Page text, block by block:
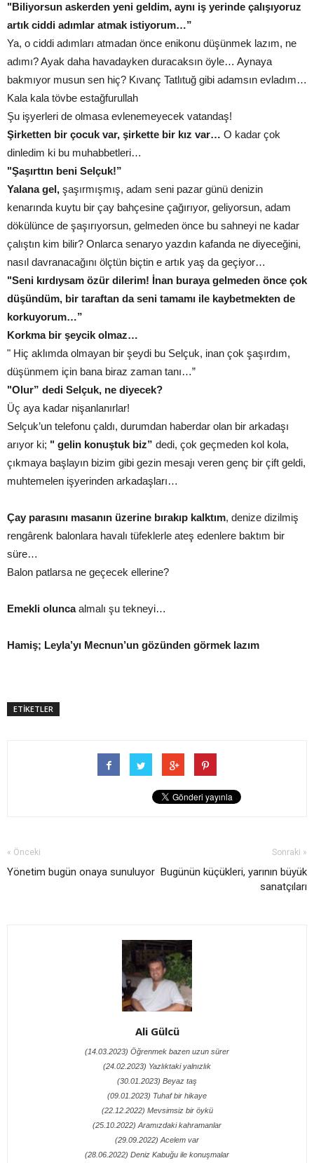
"Biliyorsun askerden yeni geldim, aynı iş yerinde çalışıyoruz
artık ciddi adımlar atmak istiyorum…”
Ya, o ciddi adımları atmadan önce enikonu düşünmek lazım, ne
adımı? Ayak daha havadayken duracaksın öyle… Aynaya
bakmıyor musun sen hiç? Kıvanç Tatlıtuğ gibi adamsın evladım…
Kala kala tövbe estağfurullah
Şu işyerleri de olmasa evlenemeyecek vatandaş!
Şirketten bir çocuk var, şirkette bir kız var… O kadar çok
dinledim ki bu muhabbetleri…
"Şaşırttın beni Selçuk!”
Yalana gel, şaşırmışmış, adam seni pazar günü denizin
kenarında kuytu bir çay bahçesine çağırıyor, geliyorsun, adam
dökülünce de şaşırıyorsun, gelmeden önce bu sahneyi ne kadar
çalıştın kim bilir? Onlarca senaryo yazdın kafanda ne diyeceğini,
nasıl davranacağını ölçtün biçtin e artık yaş da geçiyor…
"Seni kırdıysam özür dilerim! İnan buraya gelmeden önce çok
düşündüm, bir taraftan da seni tamamı ile kaybetmekten de
korkuyorum…”
Korkma bir şeycik olmaz…
" Hiç aklımda olmayan bir şeydi bu Selçuk, inan çok şaşırdım,
düşünmem için bana biraz zaman tanı…”
"Olur” dedi Selçuk, ne diyecek?
Üç aya kadar nişanlanırlar!
Selçuk’un telefonu çaldı, durumdan haberdar olan bir arkadaşı
arıyor ki; " gelin konuştuk biz” dedi, çok geçmeden kol kola,
çıkmaya başlayın bizim gibi gezin mesajı veren genç bir çift geldi,
muhtemelen işyerinden arkadaşları…
Çay parasını masanın üzerine bırakıp kalktım, denize dizilmiş
rengârenk balonlara havalı tüfeklerle ateş edenlere baktım bir
süre…
Balon patlarsa ne geçecek ellerine?
Emekli oluncaalmalı şu tekneyi…
Hamiş; Leyla’yı Mecnun’un gözünden görmek lazım
ETİKETLER
« Önceki
Yönetim bugün onaya sunuluyor
Sonraki »
Bugünün küçükleri, yarının büyük
sanatçıları
Ali Gülcü
(14.03.2023) Öğrenmek bazen uzun sürer
(24.02.2023) Yazlıktaki yalnızlık
(30.01.2023) Beyaz taş
(09.01.2023) Tuhaf bir hikaye
(22.12.2022) Mevsimsiz bir öykü
(25.10.2022) Aramızdaki kahramanlar
(29.09.2022) Acelem var
(28.06.2022) Deniz Kabuğu ile konuşmalar